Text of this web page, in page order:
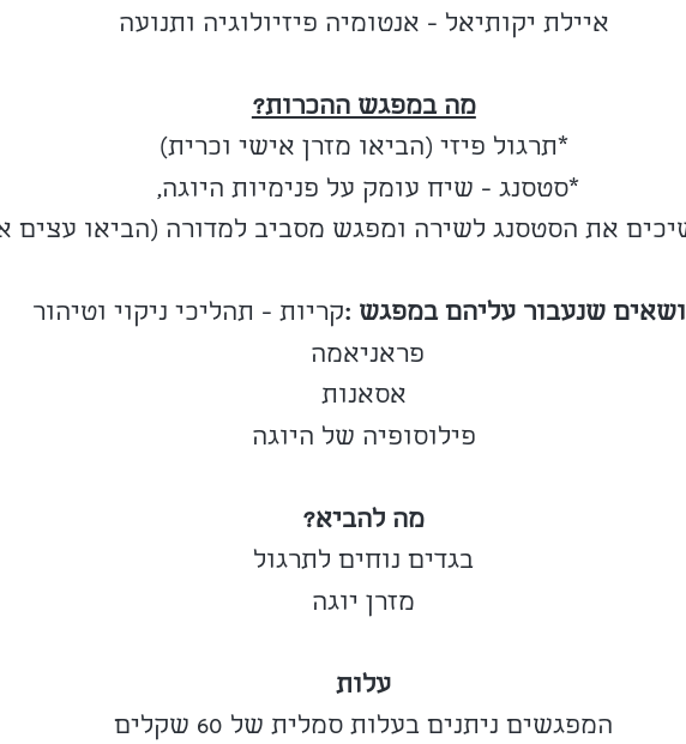
איילת יקותיאל - אנטומיה פיזיולוגיה ותנועה
מה במפגש ההכרות?
*תרגול פיזי (הביאו מזרן אישי וכרית)
*סטסנג - שיח עומק על פנימיות היוגה,
את הסטסנג לשירה ומפגש מסביב למדורה (הביאו עצים
שנעבור עליהם במפגש :קריות - תהליכי ניקוי וטיהור
פראניאמה
אסאנות
פילוסופיה של היוגה
מה להביא?
בגדים נוחים לתרגול
מזרן יוגה
עלות
המפגשים ניתנים בעלות סמלית של 60 שקלים